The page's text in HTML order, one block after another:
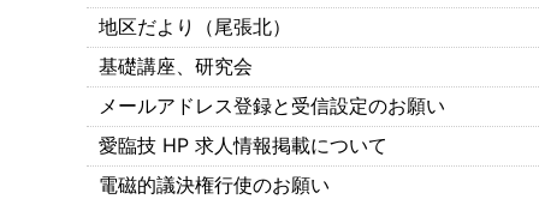
地区だより（尾張北）
基礎講座、研究会
メールアドレス登録と受信設定のお願い
愛臨技 HP 求人情報掲載について
電磁的議決権行使のお願い